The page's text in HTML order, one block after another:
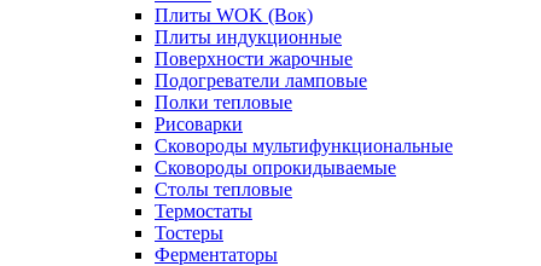
Плиты WOK (Вок)
Плиты индукционные
Поверхности жарочные
Подогреватели ламповые
Полки тепловые
Рисоварки
Сковороды мультифункциональные
Сковороды опрокидываемые
Столы тепловые
Термостаты
Тостеры
Ферментаторы